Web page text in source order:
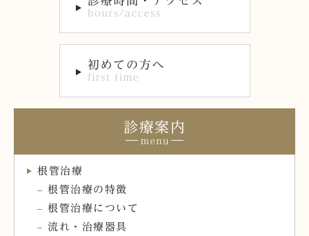
診療案内
根管治療
根管治療の特徴
根管治療について
流れ・治療器具